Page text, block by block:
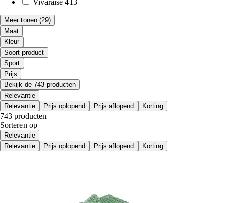
Meer tonen (29)
Maat
Kleur
Soort product
Sport
Prijs
Bekijk de 743 producten
Relevantie
Relevantie
Prijs oplopend Prijs aflopend Korting
743 producten
Sorteren op
Relevantie
Relevantie
Prijs oplopend Prijs aflopend Korting